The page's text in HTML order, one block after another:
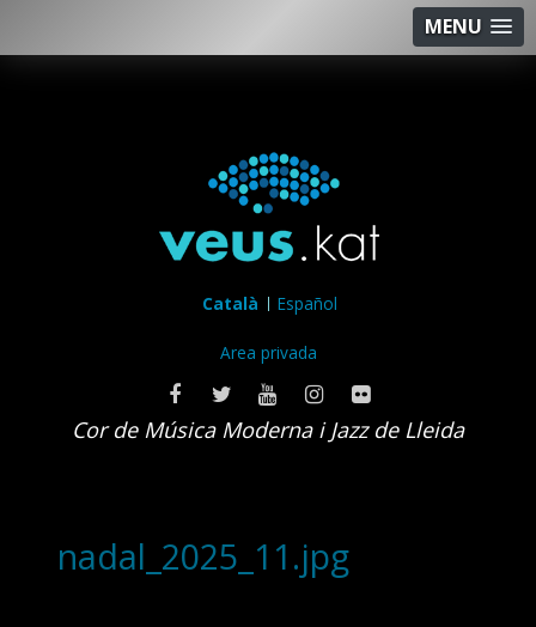
MENU
Català Español
Area privada
Cor de Música Moderna i Jazz de Lleida
nadal_2025_11.jpg